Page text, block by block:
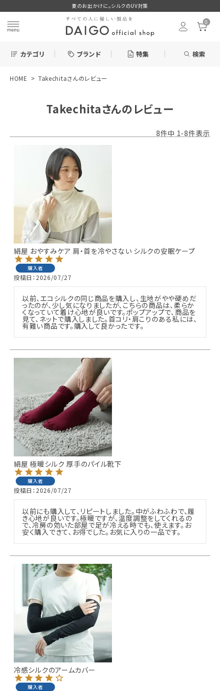
夏のお出かけに。シルクのUV対策
0
カテゴリ ブランド 特集 検索
新着＆再入荷商品
カテゴリーから探す
ギフトを探す
ブランドから探す
特集
読み物
お問い合わせ
ログアウト
HOME Takechitaさんのレビュー
Takechitaさんのレビュー
8件中 1-8件表示
絹屋 おやすみケア 肩・首を冷やさない シルクの安眠ケープ
購入者
投稿日 2026/07/27
以前、エコシルクの同じ商品を購入し、生地がやや硬めだ
ったのが、少し気になりましたが、こちらの商品は、柔らか
くなっていて着け心地が良いです。ポップアップで、商品を
見て、ネットで購入しました。首コリ・肩こりのある私には、
有難い商品です。購入して良かったです。
絹屋 極暖シルク 厚手のパイル靴下
購入者
投稿日 2026/07/27
以前にも購入して、リピートしました。中がふわふわで、履
き心地が良いです。極暖ですが、温度調整をしてくれるの
で、冷房の効いた部屋で足が冷える時でも、使えます。お
安く購入できて、お得でした。お気に入りの一品です。
冷感シルクのアームカバー
購入者